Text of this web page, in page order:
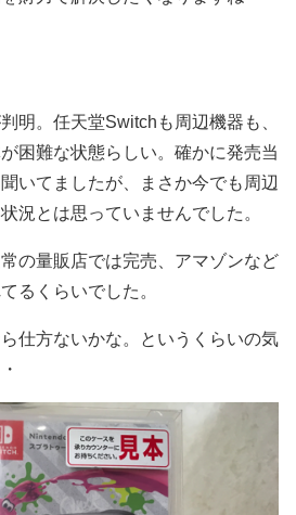
明。任天堂Switchも周辺機器も、
困難な状態らしい。確かに発売当
いてましたが、まさか今でも周辺
況とは思っていませんでした。
の量販店では完売、アマゾンなど
るくらいでした。
仕方ないかな。というくらいの気